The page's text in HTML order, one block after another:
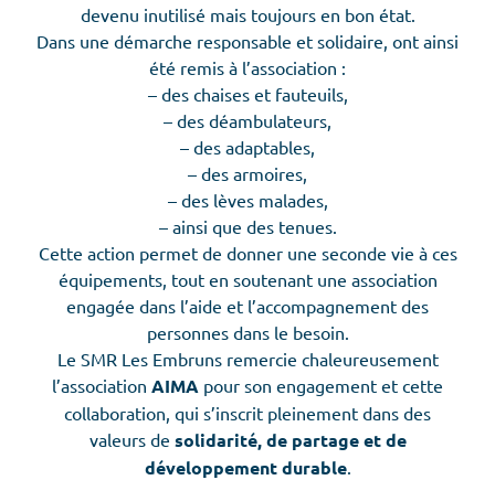
devenu inutilisé mais toujours en bon état.
Dans une démarche responsable et solidaire, ont ainsi
été remis à l’association :
– des chaises et fauteuils,
– des déambulateurs,
– des adaptables,
– des armoires,
– des lèves malades,
– ainsi que des tenues.
Cette action permet de donner une seconde vie à ces
équipements, tout en soutenant une association
engagée dans l’aide et l’accompagnement des
personnes dans le besoin.
Le SMR Les Embruns remercie chaleureusement
l’association AIMA pour son engagement et cette
collaboration, qui s’inscrit pleinement dans des
valeurs de solidarité, de partage et de
développement durable.